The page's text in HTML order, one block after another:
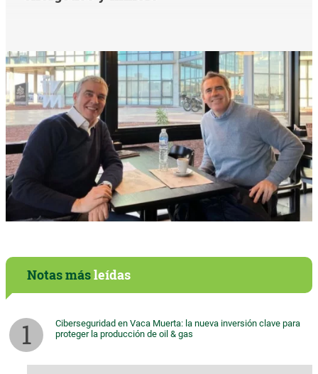
Notas másleídas
Ciberseguridad en Vaca Muerta: la nueva inversión clave para
proteger la producción de oil & gas